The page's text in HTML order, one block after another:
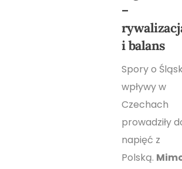
–
i balans
Spory o
wpływy w
Czechach
prowadziły
napięć z
Polską.